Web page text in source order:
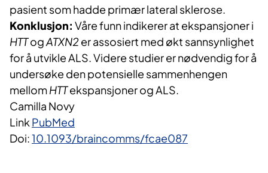
pasient som hadde primær lateral sklerose.
Konklusjon: Våre funn indikerer at ekspansjoner i
HTTogATXN2er assosiert med økt sannsynlighet
for å utvikle ALS. Videre studier er nødvendig for å
undersøke den potensielle sammenhengen
mellomHTTekspansjoner og ALS.
Camilla Novy
Link PubMed
Doi:10.1093/braincomms/fcae087